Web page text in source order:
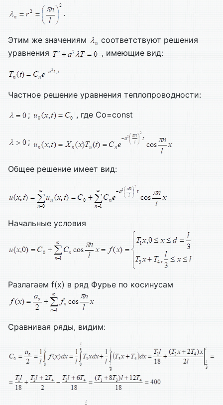
.
Этим же значениям
соответствуют решения
уравнения
, имеющие вид:
Частное решение уравнения теплопроводности:
;
, где Со=const
;
Общее решение имеет вид:
Начальные условия
Разлагаем f(x) в ряд Фурье по косинусам
Сравнивая ряды, видим: